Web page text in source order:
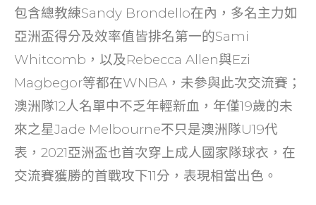
包含總教練Sandy Brondello在內，多名主力如
亞洲盃得分及效率值皆排名第一的Sami
Whitcomb，以及Rebecca Allen與Ezi
Magbegor等都在WNBA，未參與此次交流賽；
澳洲隊12人名單中不乏年輕新血，年僅19歲的未
來之星Jade Melbourne不只是澳洲隊U19代
表，2021亞洲盃也首次穿上成人國家隊球衣，在
交流賽獲勝的首戰攻下11分，表現相當出色。